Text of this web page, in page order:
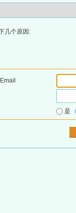
几个原因:
Email
是